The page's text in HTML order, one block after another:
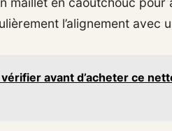
l’alignement avec
avant d’acheter ce